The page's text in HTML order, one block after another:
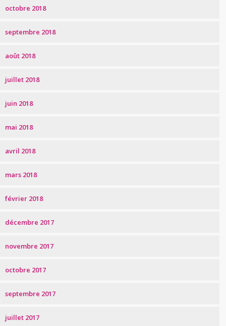
octobre 2018
septembre 2018
août 2018
juillet 2018
juin 2018
mai 2018
avril 2018
mars 2018
février 2018
décembre 2017
novembre 2017
octobre 2017
septembre 2017
juillet 2017